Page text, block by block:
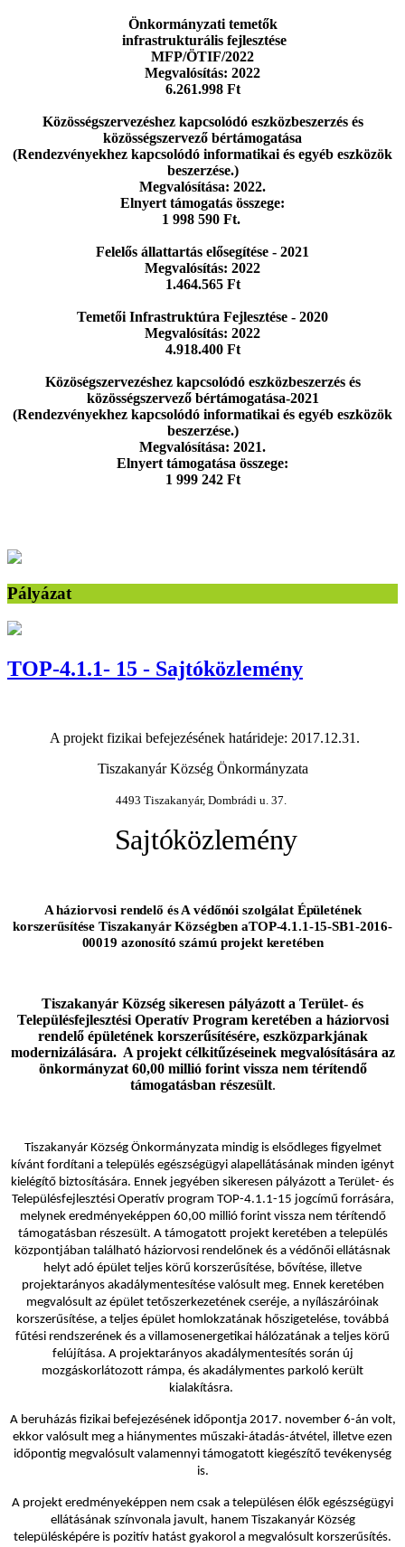
Önkormányzati temetők
infrastrukturális fejlesztése
MFP/ÖTIF/2022
Megvalósítás: 2022
6.261.998 Ft
Közösségszervezéshez kapcsolódó eszközbeszerzés és
közösségszervező bértámogatása
(Rendezvényekhez kapcsolódó informatikai és egyéb eszközök
beszerzése.)
Megvalósítása: 2022.
Elnyert támogatás összege:
1 998 590 Ft.
Felelős állattartás elősegítése - 2021
Megvalósítás: 2022
1.464.565 Ft
Temetői Infrastruktúra Fejlesztése - 2020
Megvalósítás: 2022
4.918.400 Ft
Közöségszervezéshez kapcsolódó eszközbeszerzés és
közösségszervező bértámogatása-2021
(Rendezvényekhez kapcsolódó informatikai és egyéb eszközök
beszerzése.)
Megvalósítása: 2021.
Elnyert támogatása összege:
1 999 242 Ft
Pályázat
TOP-4.1.1- 15 - Sajtóközlemény
A projekt fizikai befejezésének határideje: 2017.12.31.
Tiszakanyár Község Önkormányzata
4493 Tiszakanyár, Dombrádi u. 37.
Sajtóközlemény
A háziorvosi rendelő és A védőnói szolgálat Épületének
korszerűsítése Tiszakanyár Községben aTOP-4.1.1-15-SB1-2016-
00019 azonosító számú projekt keretében
Tiszakanyár Község sikeresen pályázott a Terület- és
Településfejlesztési Operatív Program keretében a háziorvosi
rendelő épületének korszerűsítésére, eszközparkjának
modernizálására. A projekt célkitűzéseinek megvalósítására az
önkormányzat 60,00 millió forint vissza nem térítendő
támogatásban részesült.
Tiszakanyár Község Önkormányzata mindig is elsődleges figyelmet
kívánt fordítani a település egészségügyi alapellátásának minden igényt
kielégítő biztosítására. Ennek jegyében sikeresen pályázott a Terület- és
Településfejlesztési Operatív program TOP-4.1.1-15 jogcímű forrására,
melynek eredményeképpen 60,00 millió forint vissza nem térítendő
támogatásban részesült. A támogatott projekt keretében a település
központjában található háziorvosi rendelőnek és a védőnői ellátásnak
helyt adó épület teljes körű korszerűsítése, bővítése, illetve
projektarányos akadálymentesítése valósult meg. Ennek keretében
megvalósult az épület tetőszerkezetének cseréje, a nyílászáróinak
korszerűsítése, a teljes épület homlokzatának hőszigetelése, továbbá
fűtési rendszerének és a villamosenergetikai hálózatának a teljes körű
felújítása. A projektarányos akadálymentesítés során új
mozgáskorlátozott rámpa, és akadálymentes parkoló került
kialakításra.
A beruházás fizikai befejezésének időpontja 2017. november 6-án volt,
ekkor valósult meg a hiánymentes műszaki-átadás-átvétel, illetve ezen
időpontig megvalósult valamennyi támogatott kiegészítő tevékenység
is.
A projekt eredményeképpen nem csak a településen élők egészségügyi
ellátásának színvonala javult, hanem Tiszakanyár Község
településképére is pozitív hatást gyakorol a megvalósult korszerűsítés.